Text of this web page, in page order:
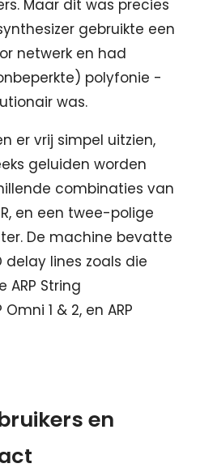
Maar dit was precies
gebruikte een
netwerk en had
polyfonie -
was.
er vrij simpel uitzien,
geluiden worden
combinaties van
en een twee-polige
De machine bevatte
delay lines zoals die
ARP String
1 & 2, en ARP
en